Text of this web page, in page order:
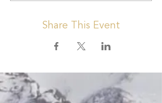
Share This Event